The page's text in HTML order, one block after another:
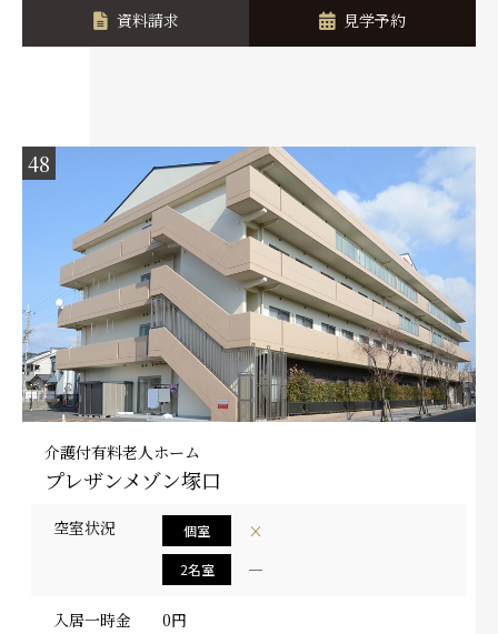
資料請求 見学予約
48
介護付有料老人ホーム
プレザンメゾン塚口
空室状況 個室 ×
2名室 ―
入居一時金 0円